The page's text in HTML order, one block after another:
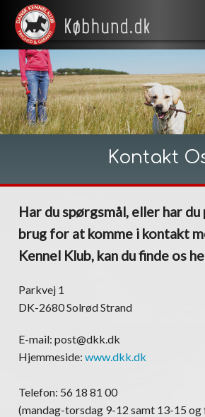
Kontakt
Har du spørgsmål, eller har du
brug for at komme i kontakt
Kennel Klub, kan du finde os
Parkvej 1
DK-2680 Solrød Strand
E-mail: post@dkk.dk
Hjemmeside: www.dkk.dk
Telefon: 56 18 81 00
(mandag-torsdag 9-12 samt 13-15 og